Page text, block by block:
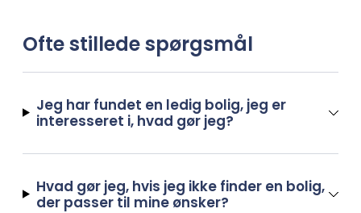
Ofte stillede spørgsmål
Jeg har fundet en ledig bolig, jeg er
interesseret i, hvad gør jeg?
Hvad gør jeg, hvis jeg ikke finder en bolig,
der passer til mine ønsker?